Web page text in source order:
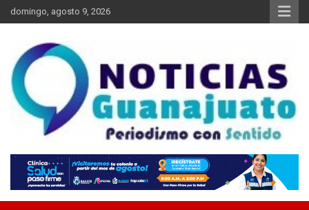
Skip
to
domingo, agosto 9, 2026
Noticias Guanajuato